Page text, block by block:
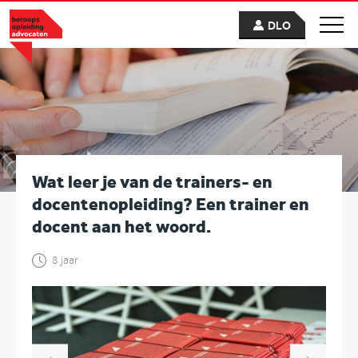
DLO
Wat leer je van de trainers- en
docentenopleiding? Een trainer en
docent aan het woord.
8 jaar